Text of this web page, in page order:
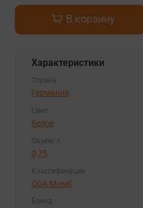
В корзину
Характеристики
Страна
Германия
Цвет
белое
Объем, л
0,75
Классификация
QbA Mosel
Бренд